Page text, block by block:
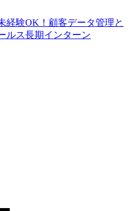
経験OK！顧客データ管理と
ルス長期インターン